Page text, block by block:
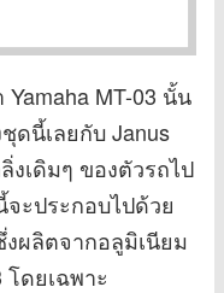
MT-03 นั้น
ดนี้เลยกับ Janus
เดิมๆ ของตัวรถไป
ะประกอบไปด้วย
ผลิตจากอลูมิเนียม
ดยเฉพาะ